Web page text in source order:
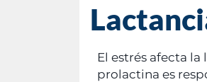
El estrés afecta
prolactina es